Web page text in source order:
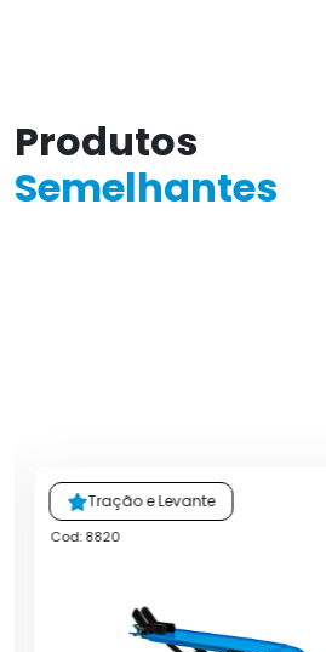
Produtos
Semelhantes
Tração e Levante
Cod: 8820